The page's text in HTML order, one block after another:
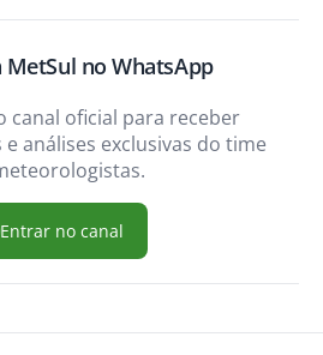
MetSul no WhatsApp
canal oficial para receber
análises exclusivas do time
Entrar no canal